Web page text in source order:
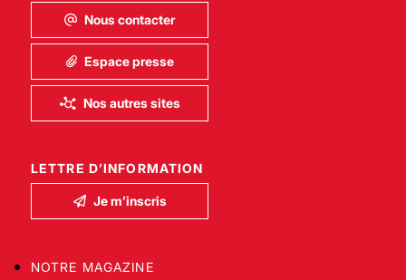
Nous contacter
Espace presse
Nos autres sites
LETTRE D’INFORMATION
Je m’inscris
NOTRE MAGAZINE